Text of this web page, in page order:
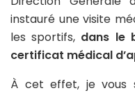
instauré une visite
les sportifs, dans le
certificat médical
À cet effet, je vous